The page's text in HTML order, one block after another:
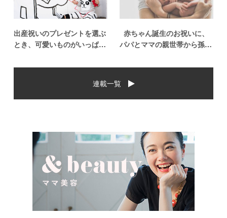
出産祝いのプレゼントを選ぶ
とき、可愛いものがいっぱい
の気持ちを込めて贈るものだ
いし、たくさん使ってもらえ
るものをプレゼントしたい。
赤ちゃん誕生のお祝いに、
パパとママの親世帯から孫誕
た場合、今現在のお祝いの相
んなものなのでしょうか。ま
た、出産祝いに関して気をつ
連載一覧